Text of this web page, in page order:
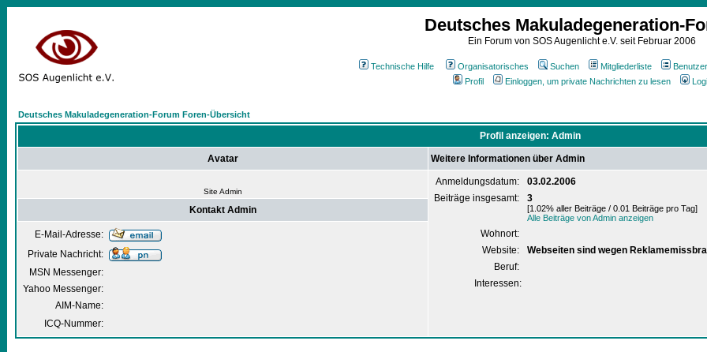
Deutsches Makuladegeneration-
Ein Forum von SOS Augenlicht e.V. seit Februar 2006
Technische Hilfe Organisatorisches Suchen Mitgliederliste
Profil
Einloggen, um private Nachrichten zu lesen
Deutsches Makuladegeneration-Forum Foren-Übersicht
Profil anzeigen: Admin
Avatar Weitere Informationen über Admin
Site Admin
Anmeldungsdatum:
03.02.2006
Beiträge insgesamt:
3
[1.02% aller Beiträge / 0.01 Beiträge pro Tag]
Alle Beiträge von Admin anzeigen
Wohnort:
Website:
Webseiten sind wegen
Beruf:
Interessen:
Kontakt Admin
E-Mail-Adresse:
Private Nachricht:
MSN Messenger:
Yahoo Messenger:
AIM-Name:
ICQ-Nummer: